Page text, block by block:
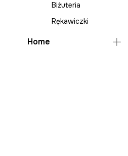
Rękawiczki
Biżuteria
Rękawiczki
Home